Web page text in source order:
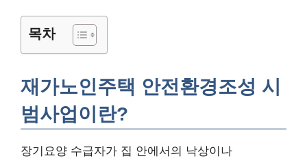
목차
재가노인주택 안전환경조성 시
범사업이란?
장기요양 수급자가 집 안에서의 낙상이나